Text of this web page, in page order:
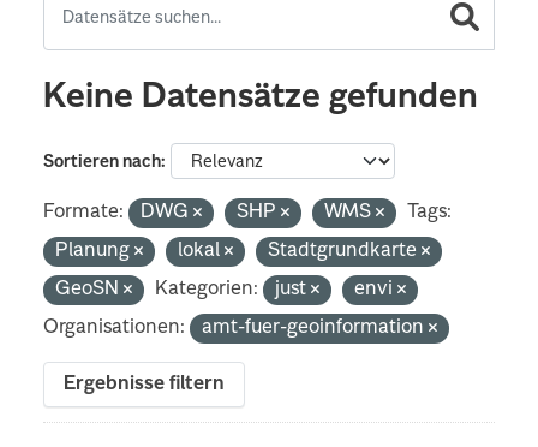
Keine Datensätze gefunden
Sortieren nach
Formate: DWG SHP WMS
Tags:
Planung
lokal
Stadtgrundkarte
GeoSN
Kategorien: just
envi
Organisationen:
amt-fuer-geoinformation
Ergebnisse filtern